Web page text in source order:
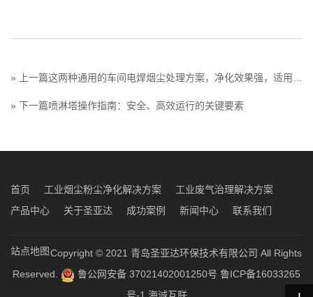
» 上一篇这两种通用的车间电焊烟尘处理方案，净化效果强，适用场
所特广泛
» 下一篇喷淋塔操作指南：安全、高效运行的关键要素
首页 工业烟尘粉尘净化解决方案
工业废气治理解决方案
产品中心
关于圣亚达 成功案例 新闻中心 联系我们
站点地图Copyright © 2021 青岛圣亚达环保技术有限公司 All Rights
Reserved.
鲁公网安备 37021402001250号 鲁ICP备16033265